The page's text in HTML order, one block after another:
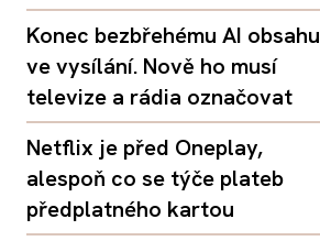
Konec bezbřehému AI obsahu
ve vysílání. Nově ho musí
televize a rádia označovat
Netflix je před Oneplay,
alespoň co se týče plateb
předplatného kartou